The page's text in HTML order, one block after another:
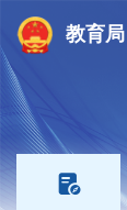
教育局
